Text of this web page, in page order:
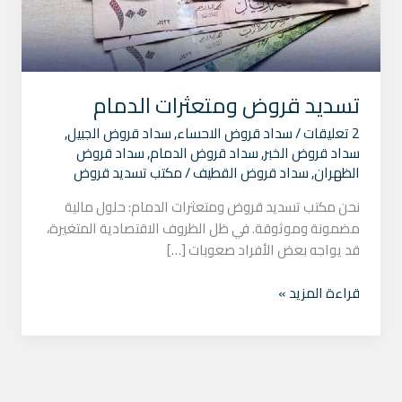
تسديد قروض ومتعثرات الدمام
2 تعليقات /سداد قروض الاحساء,سداد قروض الجبيل,
سداد قروض الخبر,سداد قروض الدمام,سداد قروض
الظهران,سداد قروض القطيف/مكتب تسديد قروض
نحن مكتب تسديد قروض ومتعثرات الدمام: حلول مالية
مضمونة وموثوقة. في ظل الظروف الاقتصادية المتغيرة،
قد يواجه بعض الأفراد صعوبات […]
قراءة المزيد »